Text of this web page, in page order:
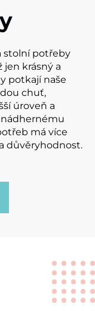
stolní potřeby
jen krásný a
potkají naše
chuť,
úroveň a
má více
důvěryhodnost.